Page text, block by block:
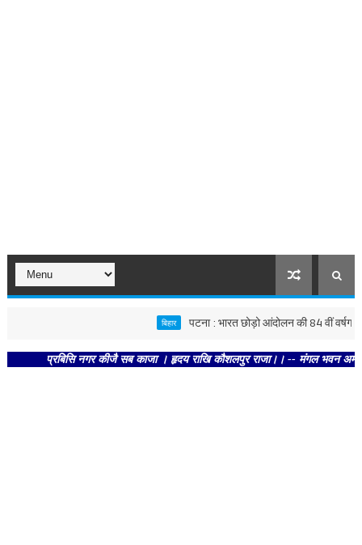
पटना : भारत छोड़ो आंदोलन की 84 वीं वर्षगांठ पर
प्रबिसि नगर कीजै सब काजा । हृदय राखि कौशलपुर राजा।। -- मंगल भवन अमंगल